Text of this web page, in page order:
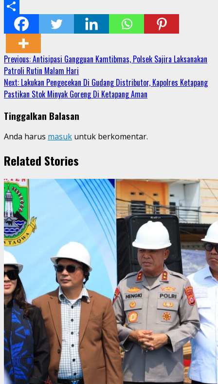
Email
Share
Continue
Reading
Previous:Antisipasi Gangguan Kamtibmas, Polsek Sajira Laksanakan
Patroli Rutin Malam Hari
Next: Lakukan Pengecekan Di Gudang Distributor, Kapolres Ketapang
Pastikan Stok Minyak Goreng Di Ketapang Aman
Tinggalkan Balasan
Anda harus masuk untuk berkomentar.
Related Stories